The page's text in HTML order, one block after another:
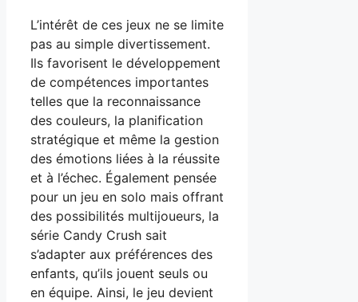
L’intérêt de ces jeux ne se limite
pas au simple divertissement.
Ils favorisent le développement
de compétences importantes
telles que la reconnaissance
des couleurs, la planification
stratégique et même la gestion
des émotions liées à la réussite
et à l’échec. Également pensée
pour un jeu en solo mais offrant
des possibilités multijoueurs, la
série Candy Crush sait
s’adapter aux préférences des
enfants, qu’ils jouent seuls ou
en équipe. Ainsi, le jeu devient